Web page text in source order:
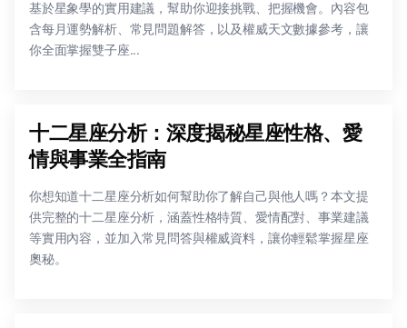
基於星象學的實用建議，幫助你迎接挑戰、把握機會。內容包
含每月運勢解析、常見問題解答，以及權威天文數據參考，讓
你全面掌握雙子座...
十二星座分析：深度揭秘星座性格、愛
情與事業全指南
你想知道十二星座分析如何幫助你了解自己與他人嗎？本文提
供完整的十二星座分析，涵蓋性格特質、愛情配對、事業建議
等實用內容，並加入常見問答與權威資料，讓你輕鬆掌握星座
奧秘。